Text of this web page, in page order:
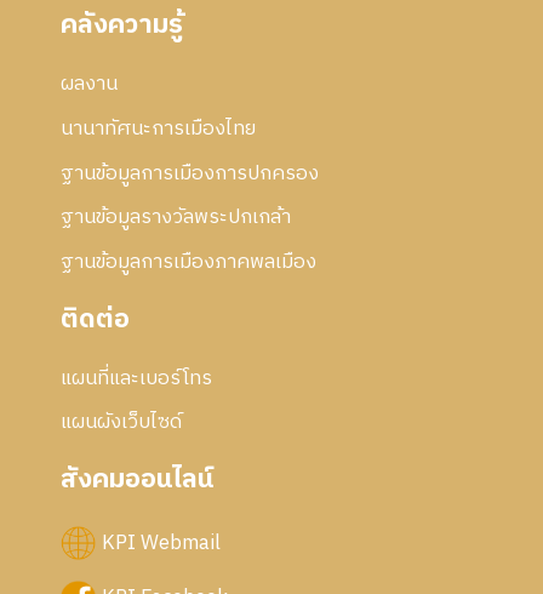
คลังความรู้
ผลงาน
นานาทัศนะการเมืองไทย
ฐานข้อมูลการเมืองการปกครอง
ฐานข้อมูลรางวัลพระปกเกล้า
ฐานข้อมูลการเมืองภาคพลเมือง
ติดต่อ
แผนที่และเบอร์โทร
แผนผังเว็บไซด์
สังคมออนไลน์
KPI Webmail